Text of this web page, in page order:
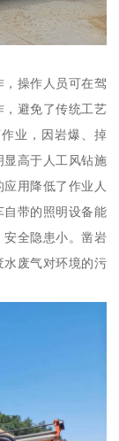
操作人员可在驾
避免了传统工艺
业，因岩爆、掉
高于人工风钻施
用降低了作业人
自带的照明设备能
全隐患小。凿岩
水废气对环境的污